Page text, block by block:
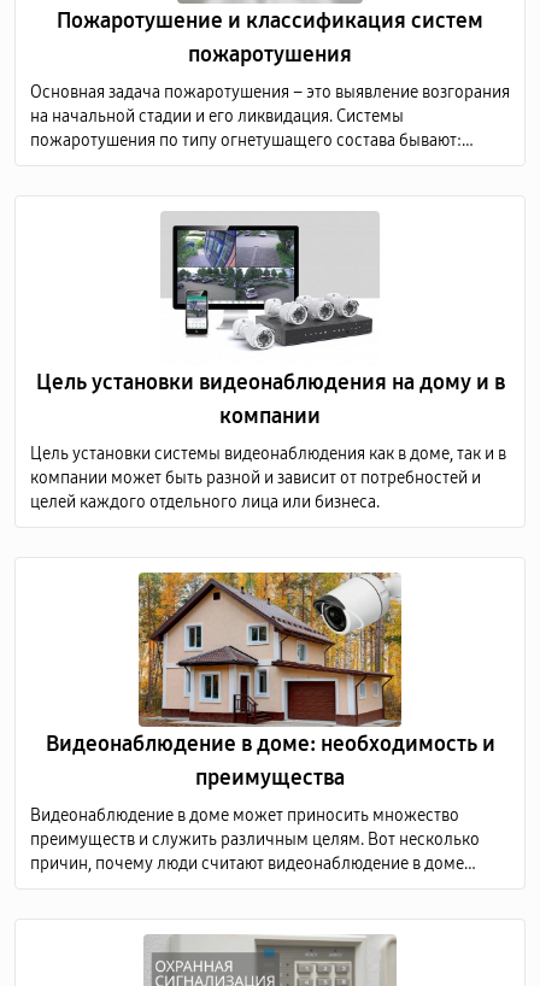
Пожаротушение и классификация систем
пожаротушения
Основная задача пожаротушения – это выявление возгорания
на начальной стадии и его ликвидация. Системы
пожаротушения по типу огнетушащего состава бывают:
аэрозольные; водяные; порошковые; газовые; пенные.
Цель установки видеонаблюдения на дому и в
компании
Цель установки системы видеонаблюдения как в доме, так и в
компании может быть разной и зависит от потребностей и
целей каждого отдельного лица или бизнеса.
Видеонаблюдение в доме: необходимость и
преимущества
Видеонаблюдение в доме может приносить множество
преимуществ и служить различным целям. Вот несколько
причин, почему люди считают видеонаблюдение в доме
необходимым, а также преимущества, связанные с этой